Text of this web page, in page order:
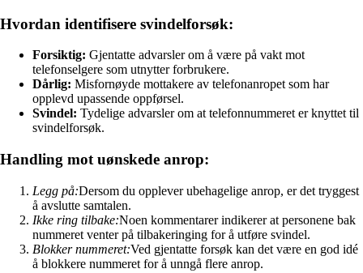
Hvordan identifisere svindelforsøk:
Forsiktig: Gjentatte advarsler om å være på vakt mot
telefonselgere som utnytter forbrukere.
Dårlig: Misfornøyde mottakere av telefonanropet som har
opplevd upassende oppførsel.
Svindel: Tydelige advarsler om at telefonnummeret er knyttet til
svindelforsøk.
Handling mot uønskede anrop:
Legg på:Dersom du opplever ubehagelige anrop, er det tryggest
å avslutte samtalen.
Ikke ring tilbake:Noen kommentarer indikerer at personene bak
nummeret venter på tilbakeringing for å utføre svindel.
Blokker nummeret:Ved gjentatte forsøk kan det være en god idé
å blokkere nummeret for å unngå flere anrop.